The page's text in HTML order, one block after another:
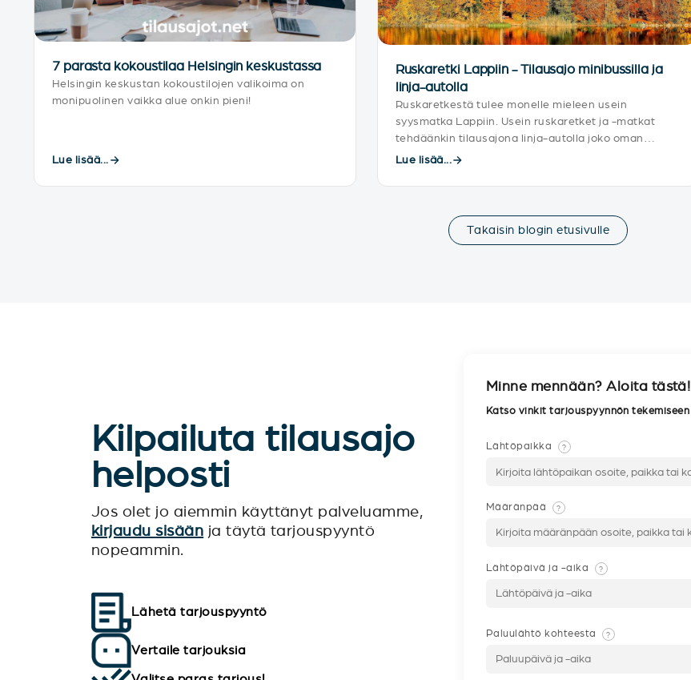
7 parasta kokoustilaa Helsingin keskustassa
Helsingin keskustan kokoustilojen valikoima on
monipuolinen vaikka alue onkin pieni!
Lue lisää...
Ruskaretki Lappiin - Tilausajo minibussilla ja
linja-autolla
Ruskaretkestä tulee monelle mieleen usein
syysmatka Lappiin. Usein ruskaretket ja -matkat
tehdäänkin tilausajona linja-autolla joko oman
porukan kesken tai varaamalla bussimatka
Lue lisää...
Takaisin blogin etusivulle
Kilpailuta tilausajo
helposti
Jos olet jo aiemmin käyttänyt palveluamme,
kirjaudu sisään ja täytä tarjouspyyntö
nopeammin.
Lähetä tarjouspyyntö
Vertaile tarjouksia
Minne mennään? Aloita tästä!
Katso vinkit tarjouspyynnön tekemiseen
Lähtöpaikka ?
Määränpää ?
Lähtöpäivä ja -aika ?
Paluulähtö kohteesta ?